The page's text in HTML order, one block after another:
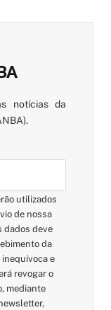
notícias da
utilizados
de nossa
dados deve
da
e
revogar o
mediante